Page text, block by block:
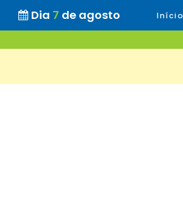
Dia 7 de agosto Início